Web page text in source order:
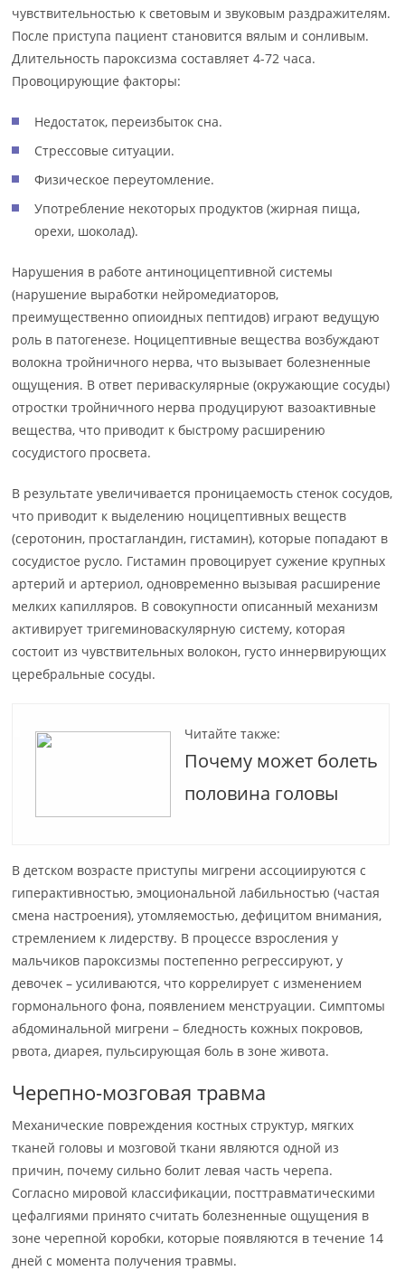
чувствительностью к световым и звуковым раздражителям.
После приступа пациент становится вялым и сонливым.
Длительность пароксизма составляет 4-72 часа.
Провоцирующие факторы:
Недостаток, переизбыток сна.
Стрессовые ситуации.
Физическое переутомление.
Употребление некоторых продуктов (жирная пища,
орехи, шоколад).
Нарушения в работе антиноцицептивной системы
(нарушение выработки нейромедиаторов,
преимущественно опиоидных пептидов) играют ведущую
роль в патогенезе. Ноцицептивные вещества возбуждают
волокна тройничного нерва, что вызывает болезненные
ощущения. В ответ периваскулярные (окружающие сосуды)
отростки тройничного нерва продуцируют вазоактивные
вещества, что приводит к быстрому расширению
сосудистого просвета.
В результате увеличивается проницаемость стенок сосудов,
что приводит к выделению ноцицептивных веществ
(серотонин, простагландин, гистамин), которые попадают в
сосудистое русло. Гистамин провоцирует сужение крупных
артерий и артериол, одновременно вызывая расширение
мелких капилляров. В совокупности описанный механизм
активирует тригеминоваскулярную систему, которая
состоит из чувствительных волокон, густо иннервирующих
церебральные сосуды.
Читайте также:
Почему может болеть
половина головы
В детском возрасте приступы мигрени ассоциируются с
гиперактивностью, эмоциональной лабильностью (частая
смена настроения), утомляемостью, дефицитом внимания,
стремлением к лидерству. В процессе взросления у
мальчиков пароксизмы постепенно регрессируют, у
девочек – усиливаются, что коррелирует с изменением
гормонального фона, появлением менструации. Симптомы
абдоминальной мигрени – бледность кожных покровов,
рвота, диарея, пульсирующая боль в зоне живота.
Черепно-мозговая травма
Механические повреждения костных структур, мягких
тканей головы и мозговой ткани являются одной из
причин, почему сильно болит левая часть черепа.
Согласно мировой классификации, посттравматическими
цефалгиями принято считать болезненные ощущения в
зоне черепной коробки, которые появляются в течение 14
дней с момента получения травмы.